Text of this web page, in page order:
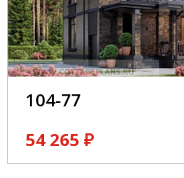
104-77
54 265 ₽